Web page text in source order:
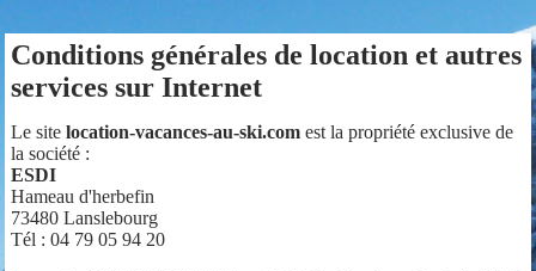
Conditions générales de location et autres
services sur Internet
Le site location-vacances-au-ski.comest la propriété exclusive de
la société :
ESDI
Hameau d'herbefin
73480 Lanslebourg
Tél : 04 79 05 94 20